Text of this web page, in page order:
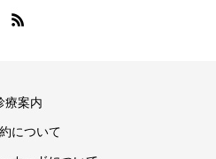
療案内
について